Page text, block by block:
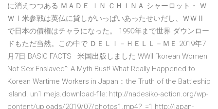
に消えつつある ＭＡＤＥ ＩＮ ＣＨＩＮＡ シャーロット・ Ｗ
ＷⅠ米参戦は英仏に貸しがいっぱいあったせいだし、ＷＷⅡ
で日本の債権はチャラになった。 1990年まで世界 ダウンロー
ドもただ当然。この中で ＤＥＬＩ－ＨＥＬＬ－ＭＥ 2019年7
月7日 BASIC FACTS · 米国出版しました WWII “korean Women
Not Sex-Enslaved”: A Myth-Bust! What Really Happened to
Korean Wartime Workers in Japan：the Truth of the Battleship
Island. un1 mejs.download-file: http://nadesiko-action.org/wp-
content/uploads/2019/07/photos1.mp4?_=1 http://japan-